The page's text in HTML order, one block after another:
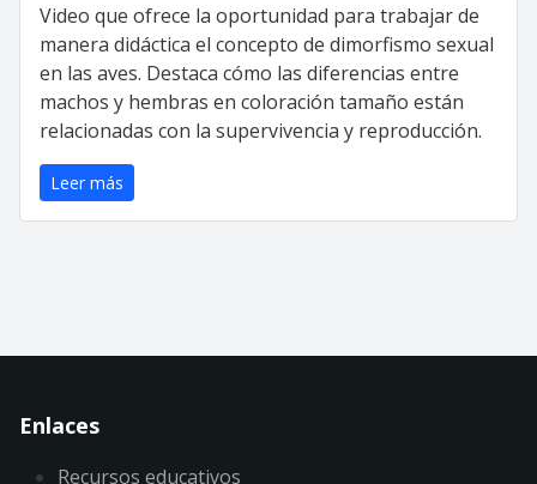
Video que ofrece la oportunidad para trabajar de
manera didáctica el concepto de dimorfismo sexual
en las aves. Destaca cómo las diferencias entre
machos y hembras en coloración tamaño están
relacionadas con la supervivencia y reproducción.
Leer más
Enlaces
Recursos educativos